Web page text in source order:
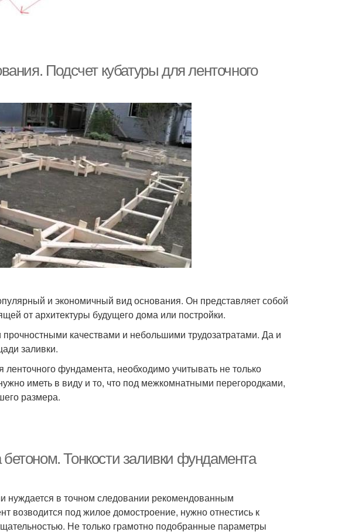
Подсчет кубатуры для ленточного
и экономичный вид основания. Он представляет собой
от архитектуры будущего дома или постройки.
качествами и небольшими трудозатратами. Да и
заливки.
ленточного фундамента, необходимо учитывать не только
иметь в виду и то, что под межкомнатными перегородками,
размера.
Тонкости заливки фундамента
нуждается в точном следовании рекомендованным
возводится под жилое домостроение, нужно отнестись к
Не только грамотно подобранные параметры